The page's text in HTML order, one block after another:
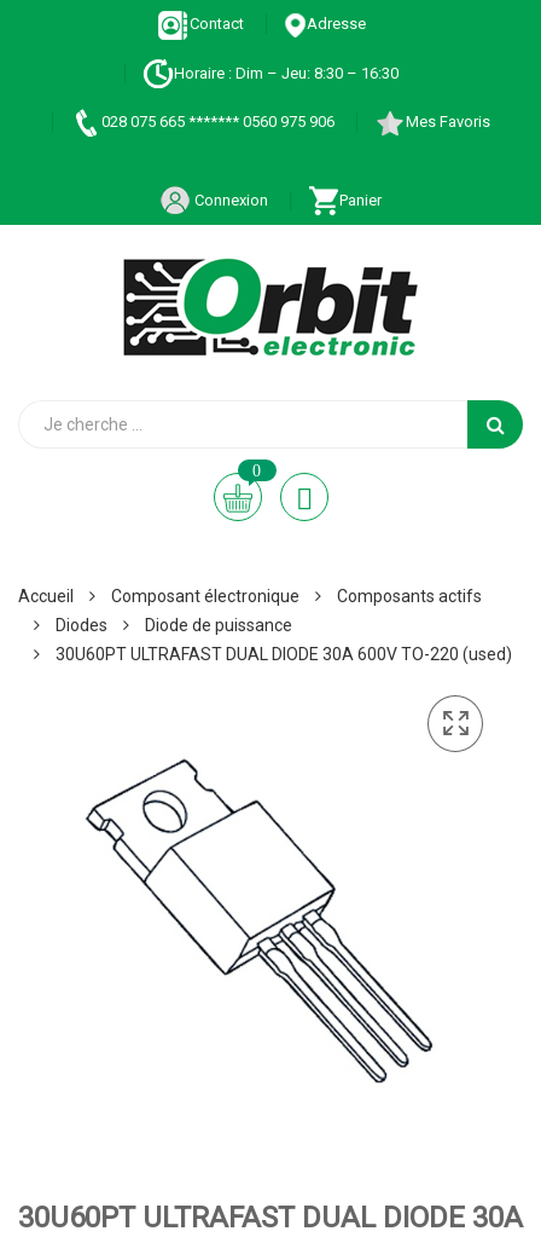
Contact Adresse
Horaire : Dim – Jeu: 8:30 – 16:30
028 075 665 ******* 0560 975 906 Mes Favoris
Connexion Panier
0
Accueil Composant électronique
Composants actifs
Diodes
Diode de puissance
30U60PT ULTRAFAST DUAL DIODE 30A 600V TO-220 (used)
30U60PT ULTRAFAST DUAL DIODE 30A